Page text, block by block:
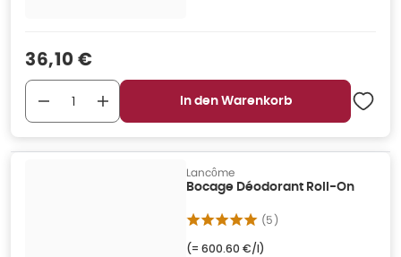
Verkaufspreis
36,10 €
In den Warenkorb
Lancôme
Bocage Déodorant Roll-On
(5)
(= 600.60 €/l)